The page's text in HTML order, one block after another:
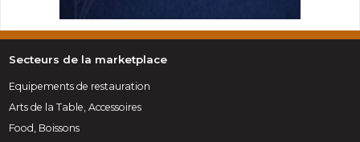
Secteurs de la marketplace
Equipements de restauration
Arts de la Table, Accessoires
Food, Boissons